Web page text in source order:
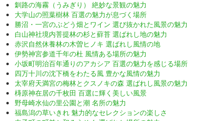
釧路の海霧（うみぎり） 絶妙な景観の魅力
大学山の照葉樹林 百選の魅力が息づく場所
勝沼・一宮のぶどう畑とワイン 選び抜かれた風景の魅力
白山神社境内菩提林の杉と蘚苔 選ばれし地の魅力
赤沢自然休養林の木曽ヒノキ 選ばれし風情の地
伊勢神宮参道千年の杜 風情ある場所の魅力
小坂町明治百年通りのアカシア 百選の魅力を感じる場所
四万十川の沈下橋をわたる風 豊かな風情の魅力
太宰府天満宮の梅林とクスノキの森 選ばれし風景の魅力
梼原神在居の千枚田 百選に輝く美しい風景
野母崎水仙の里公園と潮 名所の魅力
福島潟の草いきれ 魅力的なセレクションの楽しさ